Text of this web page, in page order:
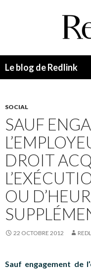
Le blog de Redlink
SOCIAL
SAUF
DROIT
OU
22 OCTOBRE 2012
Sauf engagement de